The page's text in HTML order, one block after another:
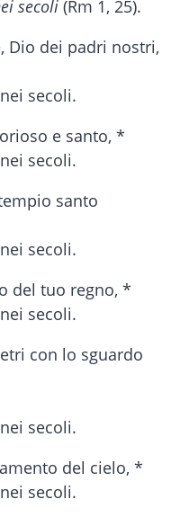
secoli (Rm 1, 25).
Dio dei padri nostri,
secoli.
e santo, *
secoli.
santo
secoli.
del tuo regno, *
secoli.
con lo sguardo
secoli.
del cielo, *
secoli.